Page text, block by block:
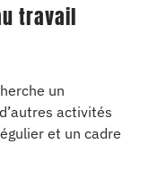
travail
un
activités
et un cadre